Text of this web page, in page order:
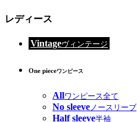
レディース
Vintageヴィンテージ
One pieceワンピース
Allワンピース全て
No sleeveノースリーブ
Half sleeve半袖